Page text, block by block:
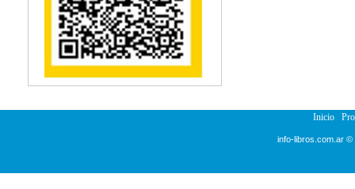
Reumatología
Salud Pública
Semiología
Terapia Ocupacional
Urología
Inicio
info-libros.com.ar